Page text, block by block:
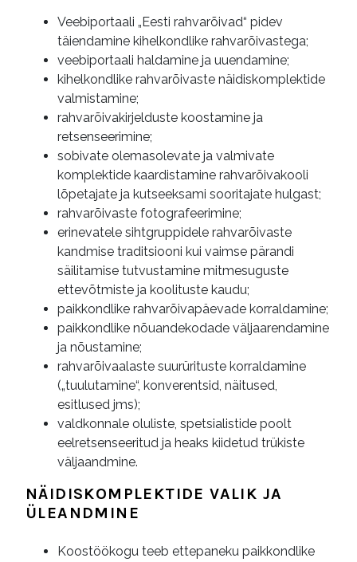
Veebiportaali „Eesti rahvarõivad“ pidev
täiendamine kihelkondlike rahvarõivastega;
veebiportaali haldamine ja uuendamine;
kihelkondlike rahvarõivaste näidiskomplektide
valmistamine;
rahvarõivakirjelduste koostamine ja
retsenseerimine;
sobivate olemasolevate ja valmivate
komplektide kaardistamine rahvarõivakooli
lõpetajate ja kutseeksami sooritajate hulgast;
rahvarõivaste fotografeerimine;
erinevatele sihtgruppidele rahvarõivaste
kandmise traditsiooni kui vaimse pärandi
säilitamise tutvustamine mitmesuguste
ettevõtmiste ja koolituste kaudu;
paikkondlike rahvarõivapäevade korraldamine;
paikkondlike nõuandekodade väljaarendamine
ja nõustamine;
rahvarõivaalaste suurürituste korraldamine
(„tuulutamine“, konverentsid, näitused,
esitlused jms);
valdkonnale oluliste, spetsialistide poolt
eelretsenseeritud ja heaks kiidetud trükiste
väljaandmine.
NÄIDISKOMPLEKTIDE VALIK JA
ÜLEANDMINE
Koostöökogu teeb ettepaneku paikkondlike